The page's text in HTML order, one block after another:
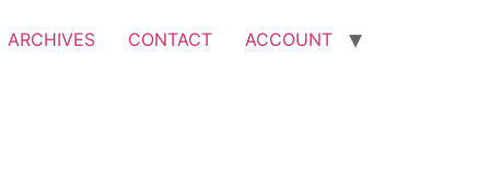
ARCHIVES CONTACT ACCOUNT